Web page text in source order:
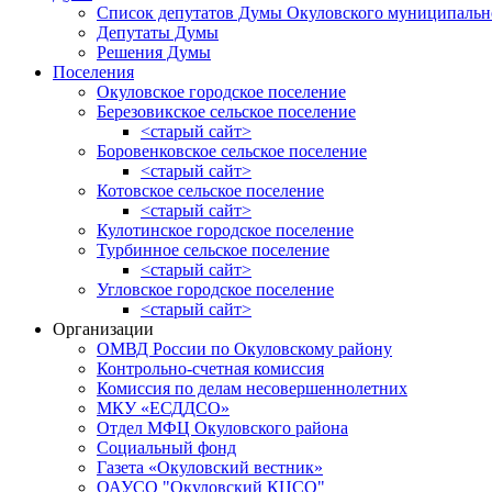
Список депутатов Думы Окуловского
Депутаты Думы
Решения Думы
Поселения
Окуловское городское поселение
Березовикское сельское поселение
<старый сайт>
Боровенковское сельское поселение
<старый сайт>
Котовское сельское поселение
<старый сайт>
Кулотинское городское поселение
Турбинное сельское поселение
<старый сайт>
Угловское городское поселение
<старый сайт>
Организации
ОМВД России по Окуловскому району
Контрольно-счетная комиссия
Комиссия по делам несовершеннолетних
МКУ «ЕСДДСО»
Отдел МФЦ Окуловского района
Социальный фонд
Газета «Окуловский вестник»
ОАУСО "Окуловский КЦСО"